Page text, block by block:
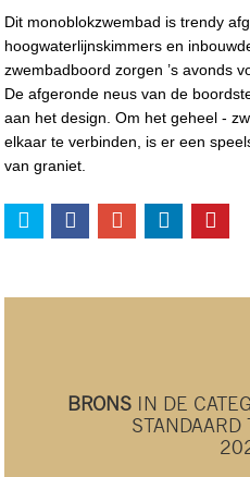
Dit monoblokzwembad is trendy
hoogwaterlijnskimmers en
zwembadboord zorgen ’s avonds
De afgeronde neus van de
aan het design. Om het geheel -
elkaar te verbinden, is er een
van graniet.
BRONS IN DE